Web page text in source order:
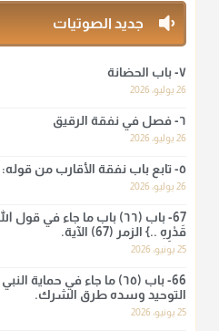
منذ 3 شهر
لا أعلم لدعاء ختم القرآن في
الرسول صلى الله عليه وسلّم،
منذ 3 شهر
أ.د. صالح الشمراني
نرى اليوم بأبصارنا بعض ما رأى
لهم سعي إلا في هدم الإسلام و
كلها سود" ابن تيمية.
جديد الصوتيات
٧- باب الحضانة
26 يوليو، 2026
٦- فصل في نفقة الرقيق
26 يوليو، 2026
٥- تابع باب نفقة الأقارب من قوله: (ومن له وارث غير أب).
26 يوليو، 2026
67- باب (٦٦) باب ما جاء في
قَدْرِهِ ..} الزمر (67) الآية.
25 يونيو، 2026
66- باب (٦٥) ما جاء في
التوحيد وسده طرق الشرك.
25 يونيو، 2026